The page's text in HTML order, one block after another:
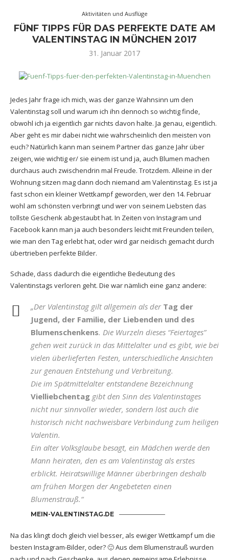
Aktivitäten und Ausflüge
FÜNF TIPPS FÜR DAS PERFEKTE DATE AM
VALENTINSTAG IN MÜNCHEN 2017
31. Januar 2017
Jedes Jahr frage ich mich, was der ganze Wahnsinn um den
Valentinstag soll und warum ich ihn dennoch so wichtig finde,
obwohl ich ja eigentlich gar nichts davon halte. Ja genau, eigentlich.
Aber geht es mir dabei nicht wie wahrscheinlich den meisten von
euch? Natürlich kann man seinem Partner das ganze Jahr über
zeigen, wie wichtig er/ sie einem ist und ja, auch Blumen machen
durchaus auch zwischendrin mal Freude. Trotzdem. Alleine in der
Wohnung sitzen mag dann doch niemand am Valentinstag. Es ist ja
fast schon ein kleiner Wettkampf geworden, wer den 14. Februar
wohl am schönsten verbringt und wer von seinem Liebsten das
tollste Geschenk abgestaubt hat. In Zeiten von Instagram und
Facebook kann man ja auch besonders leicht mit Freunden teilen,
wie man den Tag erlebt hat, oder wird gar neidisch gemacht durch
übertrieben perfekte Bilder.
Schade, dass dadurch die eigentliche Bedeutung des
Valentinstags verloren geht. Die war nämlich eine ganz andere:
„Der Valentinstag gilt allgemein als der Tag der
Jugend, der Familie, der Liebenden und des
Blumenschenkens. Die Wurzeln dieses “Feiertages”
gehen weit zurück in das Mittelalter und es gibt, wie bei
vielen überlieferten Festen, unterschiedliche Ansichten
zur genauen Entstehung und Verbreitung.
Die im Spätmittelalter entstandene Bezeichnung
Vielliebchentag gibt den Sinn des Valentinstages
nicht nur sinnvoller wieder, sondern löst auch die
historisch nicht nachweisbare Verbindung zum heiligen
Valentin.
Ein alter Volksglaube besagt, ein Mädchen werde den
Mann heiraten, den es am Valentinstag als erstes
erblickt. Heiratswillige Männer überbringen deshalb
am frühen Morgen der Angebeteten einen
Blumenstrauß.“
MEIN-VALENTINSTAG.DE
Na das klingt doch gleich viel besser, als ewiger Wettkampf um die
besten Instagram-Bilder, oder? 🙂 Aus dem Blumenstrauß wurden